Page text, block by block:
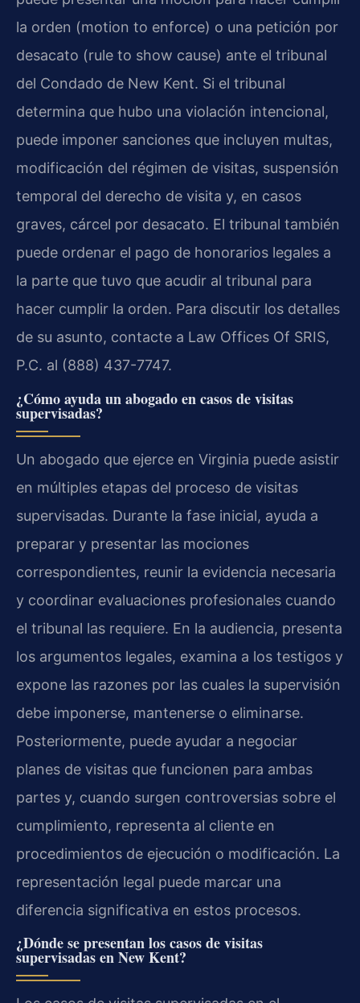
la orden (motion to enforce) o una petición por
desacato (rule to show cause) ante el tribunal
del Condado de New Kent. Si el tribunal
determina que hubo una violación intencional,
puede imponer sanciones que incluyen multas,
modificación del régimen de visitas, suspensión
temporal del derecho de visita y, en casos
graves, cárcel por desacato. El tribunal también
puede ordenar el pago de honorarios legales a
la parte que tuvo que acudir al tribunal para
hacer cumplir la orden. Para discutir los detalles
de su asunto, contacte a Law Offices Of SRIS,
P.C. al (888) 437-7747.
¿Cómo ayuda un abogado en casos de visitas
supervisadas?
Un abogado que ejerce en Virginia puede asistir
en múltiples etapas del proceso de visitas
supervisadas. Durante la fase inicial, ayuda a
preparar y presentar las mociones
correspondientes, reunir la evidencia necesaria
y coordinar evaluaciones profesionales cuando
el tribunal las requiere. En la audiencia, presenta
los argumentos legales, examina a los testigos y
expone las razones por las cuales la supervisión
debe imponerse, mantenerse o eliminarse.
Posteriormente, puede ayudar a negociar
planes de visitas que funcionen para ambas
partes y, cuando surgen controversias sobre el
cumplimiento, representa al cliente en
procedimientos de ejecución o modificación. La
representación legal puede marcar una
diferencia significativa en estos procesos.
¿Dónde se presentan los casos de visitas
supervisadas en New Kent?